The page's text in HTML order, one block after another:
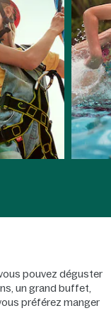
pouvez déguster
un grand buffet,
préférez manger